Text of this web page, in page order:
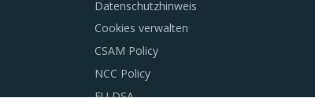
Datenschutzhinweis
Cookies verwalten
CSAM Policy
NCC Policy